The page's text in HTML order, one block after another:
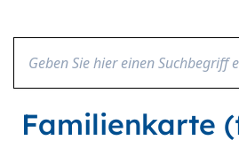
Familienkarte